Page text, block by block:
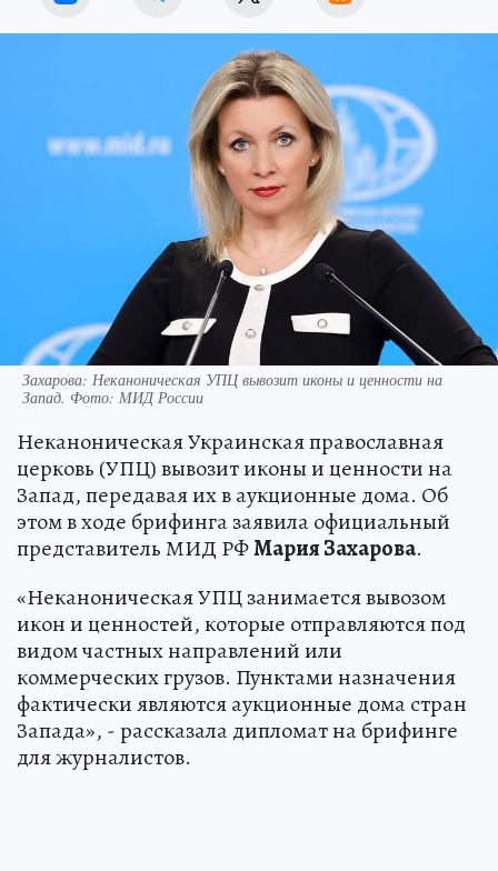
Захарова: Неканоническая УПЦ вывозит иконы и ценности на
Запад. Фото: МИД России
Неканоническая Украинская православная
церковь (УПЦ) вывозит иконы и ценности на
Запад, передавая их в аукционные дома. Об
этом в ходе брифинга заявила официальный
представитель МИД РФМария Захарова.
«Неканоническая УПЦ занимается вывозом
икон и ценностей, которые отправляются под
видом частных направлений или
коммерческих грузов. Пунктами назначения
фактически являются аукционные дома стран
Запада», - рассказала дипломат на брифинге
для журналистов.